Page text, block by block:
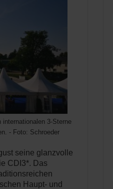
3-Sterne
- Foto: Schroeder
seine glanzvolle
CDI3*. Das
Haupt- und